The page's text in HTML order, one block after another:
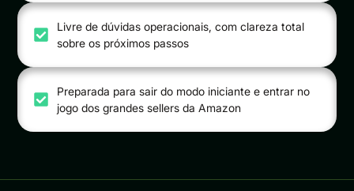
Livre de dúvidas operacionais, com clareza total
sobre os próximos passos
Preparada para sair do modo iniciante e entrar no
jogo dos grandes sellers da Amazon